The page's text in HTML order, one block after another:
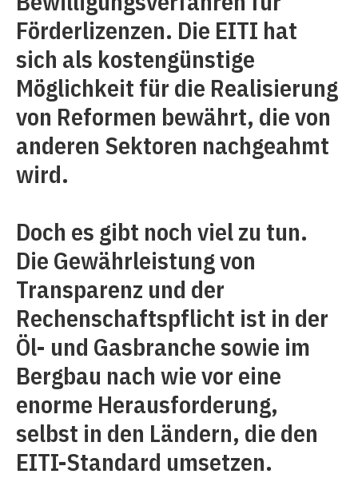
Förderlizenzen. Die EITI hat
sich als kostengünstige
Möglichkeit für die Realisierung
von Reformen bewährt, die von
anderen Sektoren nachgeahmt
wird.
Doch es gibt noch viel zu tun.
Die Gewährleistung von
Transparenz und der
Rechenschaftspflicht ist in der
Öl- und Gasbranche sowie im
Bergbau nach wie vor eine
enorme Herausforderung,
selbst in den Ländern, die den
EITI-Standard umsetzen.